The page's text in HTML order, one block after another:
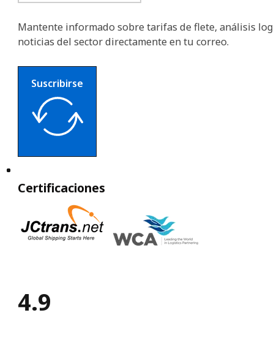
Mantente informado sobre tarifas de flete, análisis
noticias del sector directamente en tu correo.
Suscribirse
Certificaciones
4.9